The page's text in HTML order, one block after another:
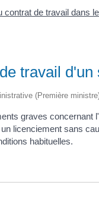
contrat de travail dans
travail d'un
(Première
graves
licenciement sans
habituelles.